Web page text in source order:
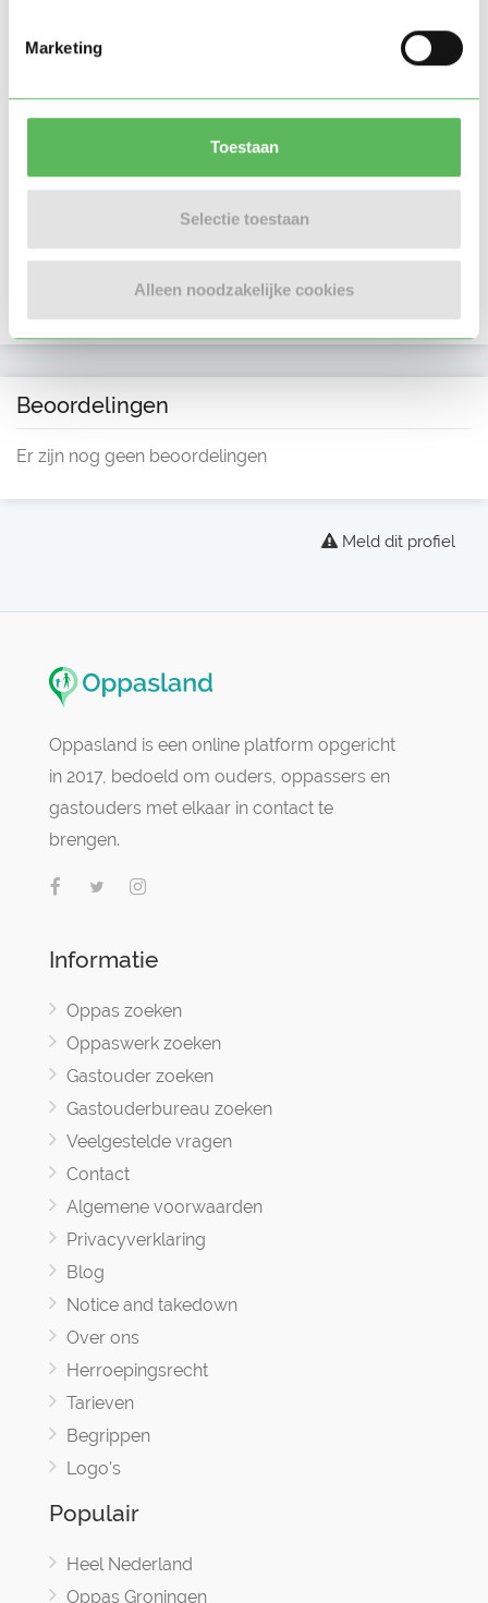
Marketing
Toestaan
Selectie toestaan
Alleen noodzakelijke cookies
Beoordelingen
Er zijn nog geen beoordelingen
Meld dit profiel
Oppasland is een online platform opgericht
in 2017, bedoeld om ouders, oppassers en
gastouders met elkaar in contact te
brengen.
Informatie
Oppas zoeken
Oppaswerk zoeken
Gastouder zoeken
Gastouderbureau zoeken
Veelgestelde vragen
Contact
Algemene voorwaarden
Privacyverklaring
Blog
Notice and takedown
Over ons
Herroepingsrecht
Tarieven
Begrippen
Logo's
Populair
Heel Nederland
Oppas Groningen